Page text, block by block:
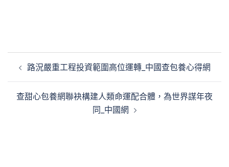
章
覽
路況嚴重工程投資範圍高位運轉_中國查包養心得網
查甜心包養網聯袂構建人類命運配合體，為世界謀年夜
同_中國網